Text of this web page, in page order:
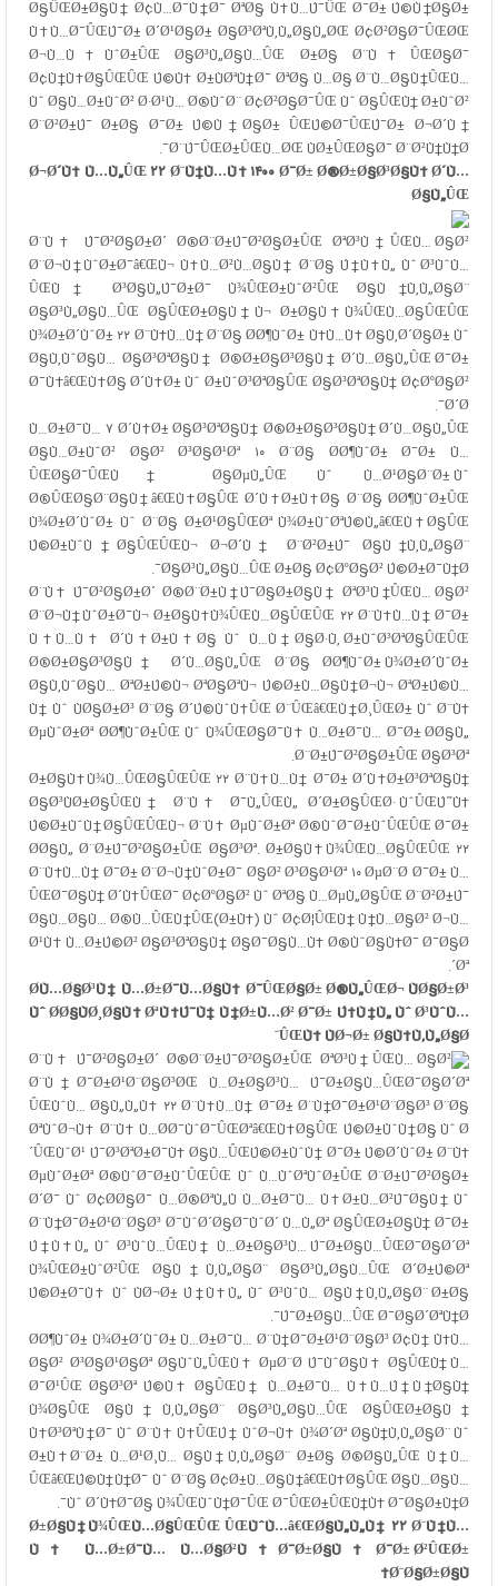
Ø§ÛŒØ±Ø§Ù† Ø¢Ù…Ø¯Ù†Ø¯ ØªØ§ Ù‡Ù…Ú¯ÛŒ Ø¯Ø± Ú©Ù†Ø§Ø±
Ù‡Ù…Ø¯ÛŒÚ¯Ø± Ø´Ø¹Ø§Ø± Ø§Ø³ØªÙ‚Ù„Ø§Ù„ØŒ Ø¢Ø²Ø§Ø¯ÛŒØŒ
Ø¬Ù…Ù‡ÙˆØ±ÛŒ Ø§Ø³Ù„Ø§Ù…ÛŒ Ø±Ø§ Ø¨Ù‡ ÛŒØ§Ø¯
Ø¢Ù†Ù‡Ø§ÛŒÛŒ Ú©Ù‡ Ø±ÙØªÙ†Ø¯ ØªØ§ Ù…Ø§ Ø¨Ù…Ø§Ù†ÛŒÙ…
Ùˆ Ø§Ù…Ø±ÙˆØ² Ø·Ø¹Ù… Ø®ÙˆØ¨ Ø¢Ø²Ø§Ø¯ÛŒ Ùˆ Ø§ÛŒÙ† Ø±ÙˆØ²
Ø¨Ø²Ø±Ú¯ Ø±Ø§ Ø¯Ø± Ú©Ù†Ø§Ø± ÛŒÚ©Ø¯ÛŒÚ¯Ø± Ø¬Ø´Ù†
Ø¨Ú¯ÛŒØ±ÛŒÙ…ØŒ ÙØ±ÛŒØ§Ø¯ Ø¨Ø²Ù†Ù†Ø¯.
Ø¬Ø´Ù† Ù…Ù„ÛŒ ۲۲ Ø¨Ù‡Ù…Ù† ۱۴۰۰ Ø¯Ø± Ø®Ø±Ø§Ø³Ø§Ù† Ø´Ù…
Ø§Ù„ÛŒ
Ø¨Ù‡ Ú¯Ø²Ø§Ø±Ø´ Ø®Ø¨Ø±Ú¯Ø²Ø§Ø±ÛŒ ØªØ³Ù†ÛŒÙ… Ø§Ø²
Ø¨Ø¬Ù†ÙˆØ±Ø¯â€ŒÙ¬ Ù‡Ù…Ø²Ù…Ø§Ù† Ø¨Ø§ Ú†Ù‡Ù„ Ùˆ Ø³ÙˆÙ…
ÛŒÙ† Ø³Ø§Ù„Ú¯Ø±Ø¯ Ù¾ÛŒØ±ÙˆØ²ÛŒ Ø§Ù†Ù‚Ù„Ø§Ø¨
Ø§Ø³Ù„Ø§Ù…ÛŒ Ø§ÛŒØ±Ø§Ù†Ù¬ Ø±Ø§Ù‡Ù¾ÛŒÙ…Ø§ÛŒÛŒ
Ù¾Ø±Ø´ÙˆØ± ۲۲ Ø¨Ù‡Ù…Ù† Ø¨Ø§ Ø­Ø¶ÙˆØ± Ù‡Ù…Ù‡ Ø§Ù‚Ø´Ø§Ø± Ùˆ
Ø§Ù‚ÙˆØ§Ù… Ø§Ø³ØªØ§Ù† Ø®Ø±Ø§Ø³Ø§Ù† Ø´Ù…Ø§Ù„ÛŒ Ø¯Ø±
Ø¯Ù‡â€ŒÙ‡Ø§ Ø´Ù‡Ø± Ùˆ Ø±ÙˆØ³ØªØ§ÛŒ Ø§Ø³ØªØ§Ù† Ø¢ØºØ§Ø²
Ø´Ø¯.
Ù…Ø±Ø¯Ù… ۷ Ø´Ù‡Ø± Ø§Ø³ØªØ§Ù† Ø®Ø±Ø§Ø³Ø§Ù† Ø´Ù…Ø§Ù„ÛŒ
Ø§Ù…Ø±ÙˆØ² Ø§Ø² Ø³Ø§Ø¹Øª ۱۰ Ø¨Ø§ Ø­Ø¶ÙˆØ± Ø¯Ø± Ù…
ÛŒØ§Ø¯ÛŒÙ† Ø§ØµÙ„ÛŒ Ùˆ Ù…Ø¹Ø§Ø¨Ø± Ùˆ
Ø®ÛŒØ§Ø¨Ø§Ù†â€ŒÙ‡Ø§ÛŒ Ø´Ù‡Ø±Ù‡Ø§ Ø¨Ø§ Ø­Ø¶ÙˆØ±ÛŒ
Ù¾Ø±Ø´ÙˆØ± Ùˆ Ø¨Ø§ Ø±Ø¹Ø§ÛŒØª Ù¾Ø±ÙˆØªÚ©Ù„â€ŒÙ‡Ø§ÛŒ
Ú©Ø±ÙˆÙ†Ø§ÛŒÛŒÙ¬ Ø¬Ø´Ù† Ø¨Ø²Ø±Ú¯ Ø§Ù†Ù‚Ù„Ø§Ø¨
Ø§Ø³Ù„Ø§Ù…ÛŒ Ø±Ø§ Ø¢ØºØ§Ø² Ú©Ø±Ø¯Ù†Ø¯.
Ø¨Ù‡ Ú¯Ø²Ø§Ø±Ø´ Ø®Ø¨Ø±Ù†Ú¯Ø§Ø±Ø§Ù† ØªØ³Ù†ÛŒÙ… Ø§Ø²
Ø¨Ø¬Ù†ÙˆØ±Ø¯Ù¬ Ø±Ø§Ù‡Ù¾ÛŒÙ…Ø§ÛŒÛŒ ۲۲ Ø¨Ù‡Ù…Ù† Ø¯Ø±
Ù‡Ù…Ù‡ Ø´Ù‡Ø±Ù‡Ø§ Ùˆ Ù…Ù†Ø§Ø·Ù‚ Ø±ÙˆØ³ØªØ§ÛŒÛŒ
Ø®Ø±Ø§Ø³Ø§Ù† Ø´Ù…Ø§Ù„ÛŒ Ø¨Ø§ Ø­Ø¶ÙˆØ± Ù¾Ø±Ø´ÙˆØ±
Ø§Ù‚ÙˆØ§Ù… ØªØ±Ú©Ù¬ ØªØ§ØªÙ¬ Ú©Ø±Ù…Ø§Ù†Ø¬Ù¬ ØªØ±Ú©Ù…
Ù† Ùˆ ÙØ§Ø±Ø³ Ø¨Ø§ Ø´Ú©ÙˆÙ‡ÛŒ Ø¨ÛŒâ€ŒÙ†Ø¸ÛŒØ± Ùˆ Ø¨Ù‡
ØµÙˆØ±Øª Ø­Ø¶ÙˆØ±ÛŒ Ùˆ Ù¾ÛŒØ§Ø¯Ù‡ Ù…Ø±Ø¯Ù… Ø¯Ø± Ø­Ø§Ù„
Ø¨Ø±Ú¯Ø²Ø§Ø±ÛŒ Ø§Ø³Øª.
Ø±Ø§Ù‡Ù¾Ù…ÛŒØ§ÛŒÛŒ ۲۲ Ø¨Ù‡Ù…Ù† Ø¯Ø± Ø´Ù‡Ø±Ø³ØªØ§Ù†
Ø§Ø³ÙØ±Ø§ÛŒÙ† Ø¨Ù‡ Ø¯Ù„ÛŒÙ„ Ø´Ø±Ø§ÛŒØ· ÙˆÛŒÚ˜Ù‡
Ú©Ø±ÙˆÙ†Ø§ÛŒÛŒÙ¬ Ø¨Ù‡ ØµÙˆØ±Øª Ø®ÙˆØ¯Ø±ÙˆÛŒÛŒ Ø¯Ø±
Ø­Ø§Ù„ Ø¨Ø±Ú¯Ø²Ø§Ø±ÛŒ Ø§Ø³Øª. Ø±Ø§Ù‡Ù¾ÛŒÙ…Ø§ÛŒÛŒ ۲۲
Ø¨Ù‡Ù…Ù† Ø¯Ø± Ø¨Ø¬Ù†ÙˆØ±Ø¯ Ø§Ø² Ø³Ø§Ø¹Øª ۱۰ ØµØ¨Ø­ Ø¯Ø± Ù…
ÛŒØ¯Ø§Ù† Ø´Ù‡ÛŒØ¯ Ø¢ØºØ§Ø² Ùˆ ØªØ§ Ù…ØµÙ„Ø§ÛŒ Ø¨Ø²Ø±Ú¯
Ø§Ù…Ø§Ù… Ø®Ù…ÛŒÙ†ÛŒ(Ø±Ù‡) Ùˆ Ø¢Ø¦ÛŒÙ† Ù†Ù…Ø§Ø² Ø¬Ù…
Ø¹Ù‡ Ù…Ø±Ú©Ø² Ø§Ø³ØªØ§Ù† Ø§Ø¯Ø§Ù…Ù‡ Ø®ÙˆØ§Ù‡Ø¯ Ø¯Ø§Ø
´Øª.
Ø­Ù…Ø§Ø³Ù‡ Ù…Ø±Ø¯Ù…Ø§Ù† Ø¯ÛŒØ§Ø± Ø®Ù„ÛŒØ¬ ÙØ§Ø±Ø³
Ùˆ Ø­Ø§ÙØ¸Ø§Ù† ØªÙ†Ú¯Ù‡ Ù‡Ø±Ù…Ø² Ø¯Ø± Ú†Ù‡Ù„ Ùˆ Ø³ÙˆÙ…
ÛŒÙ† ÙØ¬Ø± Ø§Ù†Ù‚Ù„Ø§Ø¨
Ø¨Ù‡ Ú¯Ø²Ø§Ø±Ø´ Ø®Ø¨Ø±Ú¯Ø²Ø§Ø±ÛŒ ØªØ³Ù†ÛŒÙ… Ø§Ø²
Ø¨Ù†Ø¯Ø±Ø¹Ø¨Ø§Ø³ØŒ Ù…Ø±Ø§Ø³Ù… Ú¯Ø±Ø§Ù…ÛŒØ¯Ø§Ø´Øª
ÛŒÙˆÙ… Ø§Ù„Ù„Ù‡ ۲۲ Ø¨Ù‡Ù…Ù† Ø¯Ø± Ø¨Ù†Ø¯Ø±Ø¹Ø¨Ø§Ø³ Ø¨Ø§
ØªÙˆØ¬Ù‡ Ø¨Ù‡ Ù…Ø­Ø¯ÙˆØ¯ÛŒØªâ€ŒÙ‡Ø§ÛŒ Ú©Ø±ÙˆÙ†Ø§ Ùˆ Ø
´ÛŒÙˆØ¹ Ú¯Ø³ØªØ±Ø¯Ù‡ Ø§Ù…ÛŒÚ©Ø±ÙˆÙ† Ø¯Ø± Ú©Ø´ÙˆØ± Ø¨Ù‡
ØµÙˆØ±Øª Ø®ÙˆØ¯Ø±ÙˆÛŒÛŒ Ùˆ Ù…ÙˆØªÙˆØ±ÛŒ Ø¨Ø±Ú¯Ø²Ø§Ø±
Ø´Ø¯ Ùˆ Ø¢Ø­Ø§Ø¯ Ù…Ø®ØªÙ„Ù Ù…Ø±Ø¯Ù… Ù‡Ø±Ù…Ø²Ú¯Ø§Ù† Ùˆ
Ø¨Ù†Ø¯Ø±Ø¹Ø¨Ø§Ø³ Ø¯ÙˆØ´Ø§Ø¯ÙˆØ´ Ù…Ù„Øª Ø§ÛŒØ±Ø§Ù† Ø¯Ø±
Ú†Ù‡Ù„ Ùˆ Ø³ÙˆÙ…ÛŒÙ† Ù…Ø±Ø§Ø³Ù… Ú¯Ø±Ø§Ù…ÛŒØ¯Ø§Ø´Øª
Ù¾ÛŒØ±ÙˆØ²ÛŒ Ø§Ù†Ù‚Ù„Ø§Ø¨ Ø§Ø³Ù„Ø§Ù…ÛŒ Ø´Ø±Ú©Øª
Ú©Ø±Ø¯Ù‡ Ùˆ ÙØ¬Ø± Ú†Ù‡Ù„ Ùˆ Ø³ÙˆÙ… Ø§Ù†Ù‚Ù„Ø§Ø¨ Ø±Ø§
Ú¯Ø±Ø§Ù…ÛŒ Ø¯Ø§Ø´ØªÙ†Ø¯.
Ø­Ø¶ÙˆØ± Ù¾Ø±Ø´ÙˆØ± Ù…Ø±Ø¯Ù… Ø¨Ù†Ø¯Ø±Ø¹Ø¨Ø§Ø³ Ø¢Ù† Ù‡Ù…
Ø§Ø² Ø³Ø§Ø¹Ø§Øª Ø§ÙˆÙ„ÛŒÙ‡ ØµØ¨Ø­ Ú¯ÙˆØ§Ù‡ Ø§ÛŒÙ† Ù…
Ø¯Ø¹ÛŒ Ø§Ø³Øª Ú©Ù‡ Ø§ÛŒÙ† Ù…Ø±Ø¯Ù… Ù‡Ù…Ú†Ù†Ø§Ù†
Ù¾Ø§ÛŒ Ø§Ù†Ù‚Ù„Ø§Ø¨ Ø§Ø³Ù„Ø§Ù…ÛŒ Ø§ÛŒØ±Ø§Ù†
Ù‡Ø³ØªÙ†Ø¯ Ùˆ Ø¨Ù‡ Ù‡ÛŒÚ† ÙˆØ¬Ù‡ Ù¾Ø´Øª Ø§Ù†Ù‚Ù„Ø§Ø¨ Ùˆ
Ø±Ù‡Ø¨Ø± Ù…Ø¹Ø¸Ù… Ø§Ù†Ù‚Ù„Ø§Ø¨ Ø±Ø§ Ø®Ø§Ù„ÛŒ Ù†Ù…
ÛŒâ€ŒÚ©Ù†Ù†Ø¯ Ùˆ Ø¨Ø§ Ø¢Ø±Ù…Ø§Ù†â€ŒÙ‡Ø§ÛŒ Ø§Ù…Ø§Ù…
Ùˆ Ø´Ù‡Ø¯Ø§ Ù¾ÛŒÙˆÙ†Ø¯ÛŒ Ø¯ÛŒØ±ÛŒÙ†Ù‡ Ø¯Ø§Ø±Ù†Ø¯.
Ø±Ø§Ù‡Ù¾ÛŒÙ…Ø§ÛŒÛŒ ÛŒÙˆÙ…â€ŒØ§Ù„Ù„Ù‡ ۲۲ Ø¨Ù‡Ù…
Ù† Ù…Ø±Ø¯Ù… Ù…Ø§Ø²Ù†Ø¯Ø±Ø§Ù† Ø¯Ø± Ø²ÛŒØ±
Ø¨Ø§Ø±Ø§Ù†